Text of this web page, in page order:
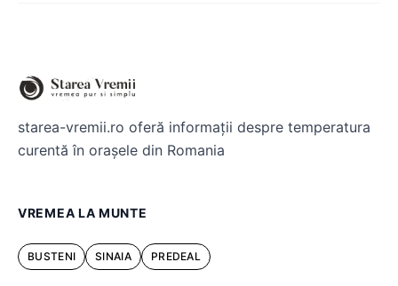
starea-vremii.ro oferă informații despre temperatura
curentă în orașele din Romania
VREMEA LA MUNTE
BUSTENI SINAIA PREDEAL